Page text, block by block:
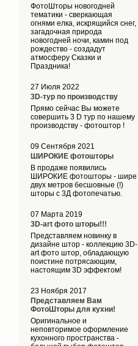
ФотоШторы новогодней
тематики - сверкающая
огнями елка, искрящийся снег,
загадочная природа
новогодней ночи, камин под
рождество - создадут
атмосферу Сказки и
Праздника!
27 Июля 2022
3D-тур по производству
Прямо сейчас Вы можете
совершить 3 D тур по нашему
производству - фотоштор !
09 Сентября 2021
ШИРОКИЕ фотошторы
В продаже появились
ШИРОКИЕ фотошторы - шире
двух метров бесшовные (!)
шторы с 3Д фотопечатью.
07 Марта 2019
3D-art фото шторы!!!
Представляем новинку в
дизайне штор - коллекцию 3D-
art фото штор, обладающую
поистине потрясающим,
настоящим 3D эффектом!
23 Ноября 2017
Представляем Вам
ФотоШторы для кухни!
Оригинальное и
неповторимое оформление
кухонного пространства -